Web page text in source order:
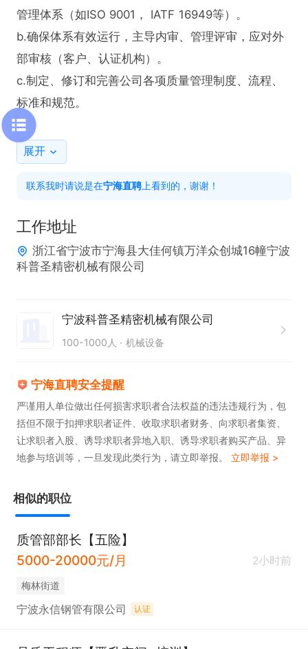
管理体系（如ISO 9001， IATF 16949等）。
b.确保体系有效运行，主导内审、管理评审，应对外
部审核（客户、认证机构）。
c.制定、修订和完善公司各项质量管理制度、流程、
标准和规范。
2.  制程质量控制与改进：
控制计划。
（车削/车铣复合）的关键生产过程质量。
b.分析生产过程中的质量数据（SPC统计过程控
c.主导解决生产现场突发的重大质量问题（如批量不
良、尺寸超差、形位公差不良、表面光洁度问题
因分析（如8D， 5Why）并落实纠正预防措施。
3. 来料与出货质量控制：
a.监督和管理来料检验（IQC），确保原材料、外购
具、标准件等）。
b.确保成品最终检验（FQC/OQC）的严格执行，保证
出厂产品符合客户规格和标准。
4.  客户质量接口与投诉处理：
a.作为客户质量问题的接口人，及时、有效处理客户
展开
联系我时请说是在宁海直聘 上看到的，谢谢！
工作地址
浙江省宁波市宁海县大佳何镇万洋众创城16幢宁波
科普圣精密机械有限公司
宁波科普圣精密机械有限公司
100-1000人 机械设备
宁海直聘安全提醒
严谨用人单位做出任何损害求职者合法权益的违法违规行为，包
括但不限于扣押求职者证件、收取求职者财务、向求职者集资、
让求职者入股、诱导求职者异地入职、诱导求职者购买产品、异
地参与培训等，一旦发现此类行为，请立即举报。 立即举报 >
相似的职位
质管部部长【五险】
5000-20000元/月
2小时前
梅林街道
宁波永信钢管有限公司 认证